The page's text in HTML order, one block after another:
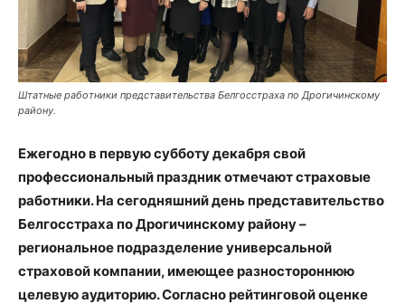
Штатные работники представительства Белгосстраха по Дрогичинскому
району.
Ежегодно в первую субботу декабря свой
профессиональный праздник отмечают страховые
работники. На сегодняшний день представительство
Белгосстраха по Дрогичинскому району –
региональное подразделение универсальной
страховой компании, имеющее разностороннюю
целевую аудиторию. Согласно рейтинговой оценке